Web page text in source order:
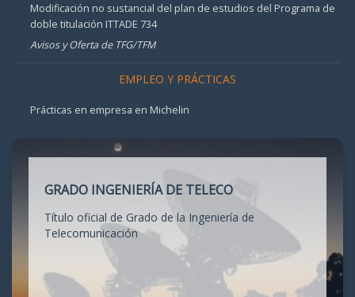
Modificación no sustancial del plan de estudios del Programa de
doble titulación ITTADE 734
Avisos y Oferta de TFG/TFM
EMPLEO Y PRÁCTICAS
Prácticas en empresa en Michelin
GRADO INGENIERÍA DE TELECO
Título oficial de Grado de la Ingeniería de
Telecomunicación